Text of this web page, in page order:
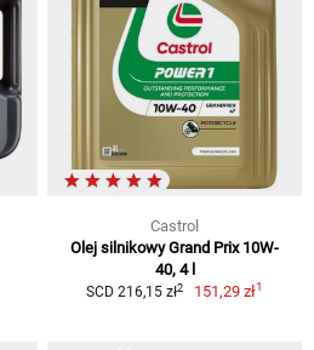
Castrol
Olej silnikowy Grand Prix 10W-
40, 4 l
SCD 216,15 zł2 151,29 zł1